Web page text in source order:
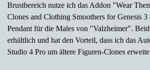
Brustbereich nutze ich das Addon "Wear
Clones and Clothing Smoothers for Genesis 3
Pendant für die Males von "Valzheimer".
erhältlich und hat den Vorteil, dass ich das
Studio 4 Pro um ältere Figuren-Clones